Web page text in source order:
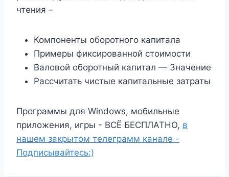
чтения –
Компоненты оборотного капитала
Примеры фиксированной стоимости
Валовой оборотный капитал — Значение
Рассчитать чистые капитальные затраты
Программы для Windows, мобильные
приложения, игры - ВСЁ БЕСПЛАТНО, в
нашем закрытом телеграмм канале -
Подписывайтесь:)